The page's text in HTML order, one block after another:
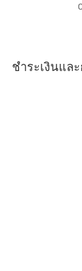
ชำระเงินแล